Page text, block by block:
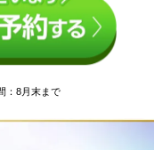
：8月末まで